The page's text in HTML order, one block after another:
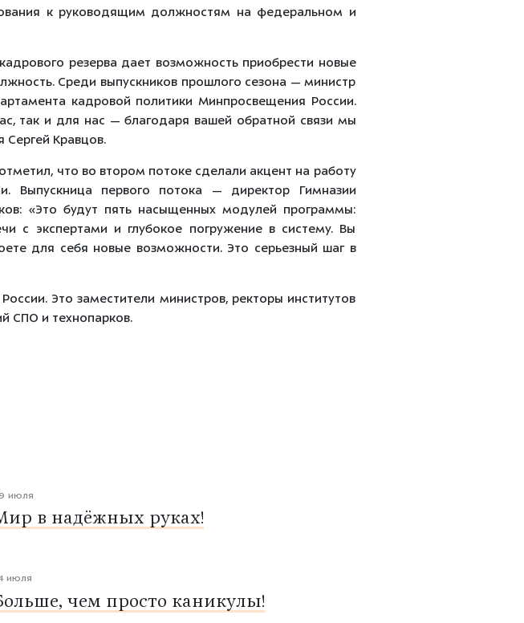
к руководящим должностям на федеральном и
резерва дает возможность приобрести новые
Среди выпускников прошлого сезона — министр
кадровой политики Минпросвещения России.
так и для нас — благодаря вашей обратной связи мы
Сергей Кравцов.
что во втором потоке сделали акцент на работу
Выпускница первого потока — директор Гимназии
«Это будут пять насыщенных модулей программы:
с экспертами и глубокое погружение в систему. Вы
для себя новые возможности. Это серьезный шаг в
Это заместители министров, ректоры институтов
СПО и технопарков.
июля
в надёжных руках!
июля
чем просто каникулы!